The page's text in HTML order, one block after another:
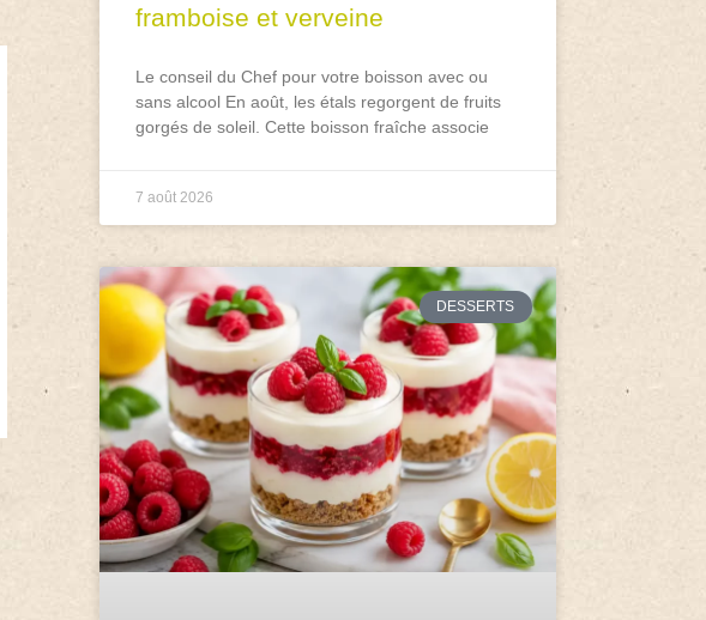
framboise et verveine
Le conseil du Chef pour votre boisson avec ou
sans alcool En août, les étals regorgent de fruits
gorgés de soleil. Cette boisson fraîche associe
7 août 2026
DESSERTS